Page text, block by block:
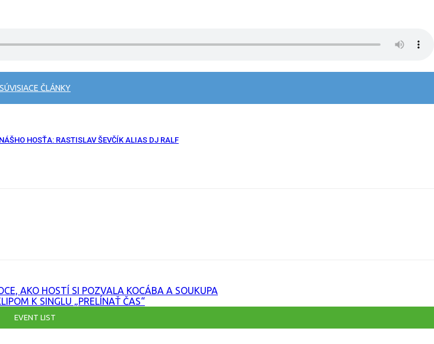
SÚVISIACE ČLÁNKY
HOSŤA: RASTISLAV ŠEVČÍK ALIAS DJ RALF
AKO HOSTÍ SI POZVALA KOCÁBA A SOUKUPA
K SINGLU „PRELÍNAŤ ČAS“
EVENT LIST